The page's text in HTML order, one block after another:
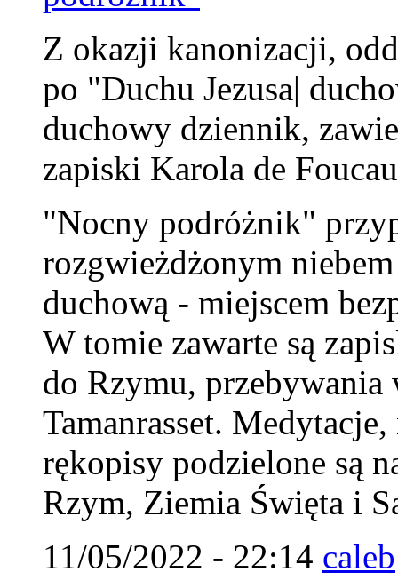
Z okazji kanonizacji,
po "Duchu Jezusa|
duchowy dziennik,
zapiski Karola de
"Nocny podróżnik"
rozgwieżdżonym
duchową - miejscem
W tomie zawarte są
do Rzymu,
Tamanrasset.
rękopisy podzielone są
Rzym, Ziemia Święta i
11/05/2022 - 22:14 caleb